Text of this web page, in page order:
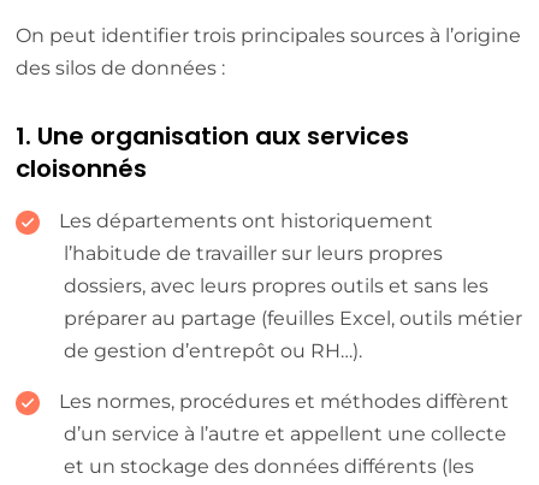
On peut identifier trois principales sources à l’origine
des silos de données :
1. Une organisation aux services
cloisonnés
Les départements ont historiquement
l’habitude de travailler sur leurs propres
dossiers, avec leurs propres outils et sans les
préparer au partage (feuilles Excel, outils métier
de gestion d’entrepôt ou RH…).
Les normes, procédures et méthodes diffèrent
d’un service à l’autre et appellent une collecte
et un stockage des données différents (les